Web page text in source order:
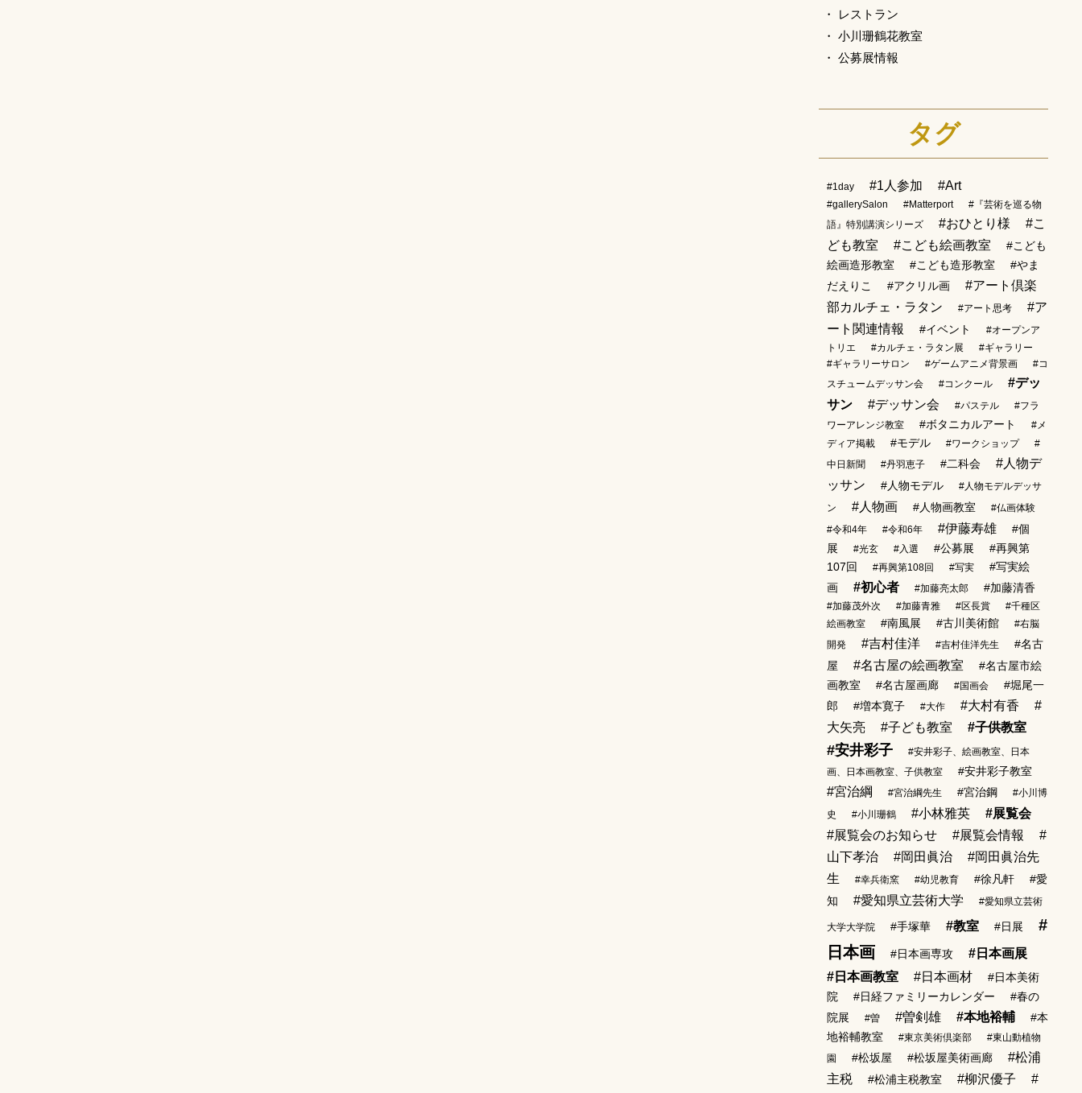
レストラン
小川珊鶴花教室
公募展情報
タグ
#1day #1人参加 #Art
#gallerySalon #Matterport
#『芸術を巡る物
語』特別講演シリーズ
#おひとり様
#こ
ども教室
#こども絵画教室
#こども
絵画造形教室
#こども造形教室
#やま
だえりこ
#アクリル画
#アート倶楽
部カルチェ・ラタン
#アート思考
#ア
ート関連情報
#イベント
#オープンア
トリエ
#カルチェ・ラタン展
#ギャラリー
#ギャラリーサロン
#ゲームアニメ背景画
#コ
スチュームデッサン会
#コンクール
#デッ
サン
#デッサン会 #パステル
#フラ
ワーアレンジ教室
#ボタニカルアート
#メ
ディア掲載
#モデル #ワークショップ
#
中日新聞
#丹羽恵子 #二科会
#人物デ
ッサン
#人物モデル
#人物モデルデッサ
ン
#人物画 #人物画教室
#仏画体験
#令和4年
#令和6年 #伊藤寿雄
#個
展
#光玄 #入選 #公募展
#再興第
107回
#再興第108回 #写実
#写実絵
画
#初心者 #加藤亮太郎 #加藤清香
#加藤茂外次 #加藤青雅 #区長賞
#千種区
絵画教室
#南風展 #古川美術館
#右脳
開発
#吉村佳洋 #吉村佳洋先生
#名古
屋
#名古屋の絵画教室
#名古屋市絵
画教室
#名古屋画廊 #国画会
#堀尾一
郎
#増本寛子 #大作 #大村有香
#
大矢亮
#子ども教室 #子供教室
#安井彩子
#安井彩子、絵画教室、日本
画、日本画教室、子供教室
#安井彩子教室
#宮治綱 #宮治綱先生 #宮治鋼
#小川博
史
#小川珊鶴 #小林雅英
#展覧会
#展覧会のお知らせ
#展覧会情報
#
山下孝治
#岡田眞治
#岡田眞治先
生
#幸兵衛窯 #幼児教育 #徐凡軒
#愛
知
#愛知県立芸術大学 #愛知県立芸術
大学大学院 #手塚華 #教室 #日展
#
日本画
#日本画専攻
#日本画展
#日本画教室
#日本画材
#日本美術
院
#日経ファミリーカレンダー
#春の
院展
#曽 #曽剣雄 #本地裕輔
#本
地裕輔教室
#東京美術倶楽部
#東山動植物
園
#松坂屋 #松坂屋美術画廊
#松浦
主税
#松浦主税教室 #柳沢優子
#